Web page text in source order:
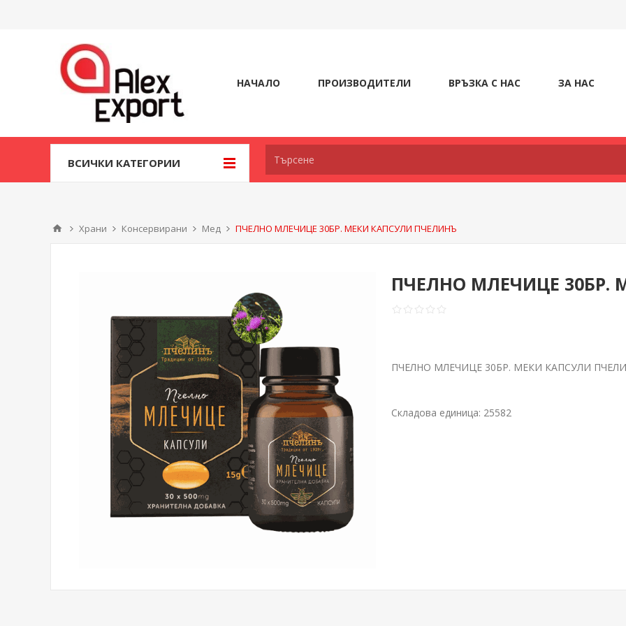
НАЧАЛО ПРОИЗВОДИТЕЛИ ВРЪЗКА С НАС ЗА НАС
ВСИЧКИ КАТЕГОРИИ
Храни Консервирани Мед ПЧЕЛНО МЛЕЧИЦЕ 30БР. МЕКИ КАПСУЛИ ПЧЕЛИНЪ
ПЧЕЛНО МЛЕЧИЦЕ 30БР.
ПЧЕЛНО МЛЕЧИЦЕ 30БР. МЕКИ КАПСУЛИ
Складова единица: 25582